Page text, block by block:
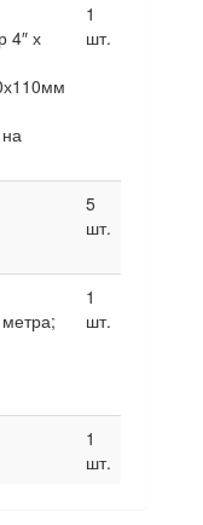
4″ х
1
шт.
5
шт.
1
шт.
1
шт.